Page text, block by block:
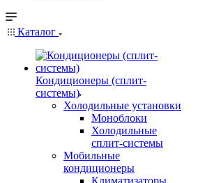
Каталог
Кондиционеры (сплит-
системы)
Холодильные установки
Моноблоки
Холодильные
сплит-системы
Мобильные
кондиционеры
Климатизаторы